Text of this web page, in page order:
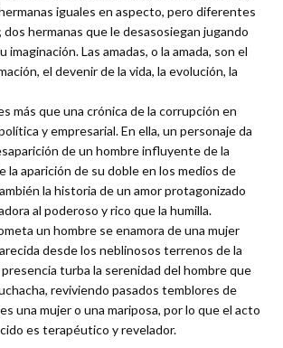
iguales en aspecto, pero diferentes
hermanas que le desasosiegan jugando
imaginación. Las amadas, o la amada, son el
el devenir de la vida, la evolución, la
más que una crónica de la corrupción en
y empresarial. En ella, un personaje da
de un hombre influyente de la
la aparición de su doble en los medios de
la historia de un amor protagonizado
al poderoso y rico que la humilla.
un hombre se enamora de una mujer
desde los neblinosos terrenos de la
turba la serenidad del hombre que
reviviendo pasados temblores de
una mujer o una mariposa, por lo que el acto
es terapéutico y revelador.